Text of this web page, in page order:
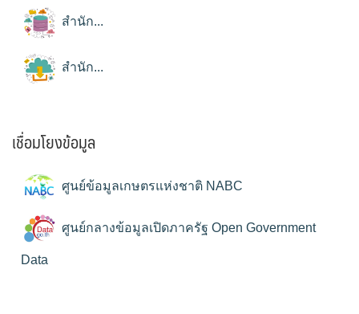
สำนัก...
สำนัก...
เชื่อมโยงข้อมูล
ศูนย์ข้อมูลเกษตรแห่งชาติ NABC
ศูนย์กลางข้อมูลเปิดภาครัฐ Open Government
Data